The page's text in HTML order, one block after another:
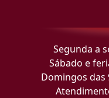
Segunda a
Sábado e
Domingos das